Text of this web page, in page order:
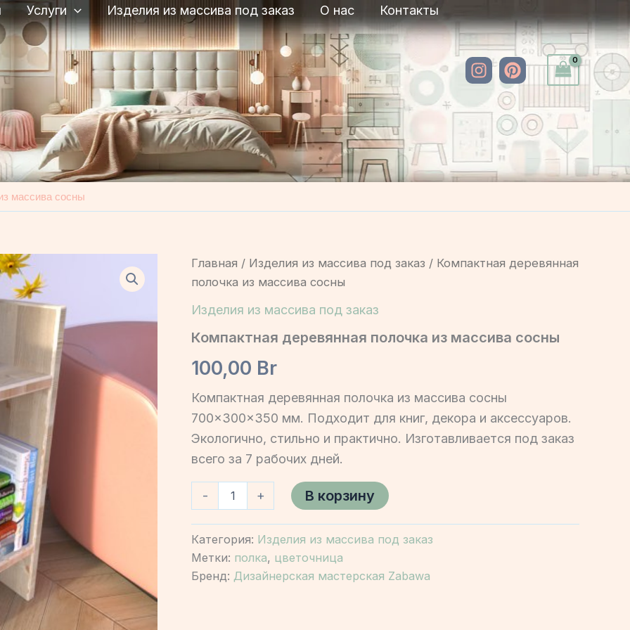
Услуги Изделия из массива под заказ О нас Контакты
массива сосны
Главная / Изделия из массива под заказ / Компактная деревянная
полочка из массива сосны
Изделия из массива под заказ
Компактная деревянная полочка из массива сосны
100,00 Br
Компактная деревянная полочка из массива сосны
700×300×350 мм. Подходит для книг, декора и аксессуаров.
Экологично, стильно и практично. Изготавливается под заказ
всего за 7 рабочих дней.
-
полочка
из
массива
сосны
+ В корзину
Категория: Изделия из массива под заказ
Метки: полка, цветочница
Бренд: Дизайнерская мастерская Zabawa